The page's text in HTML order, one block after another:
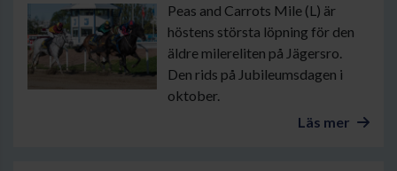
Peas and Carrots Mile (L) är
höstens största löpning för den
äldre milereliten på Jägersro.
Den rids på Jubileumsdagen i
oktober.
Läs mer